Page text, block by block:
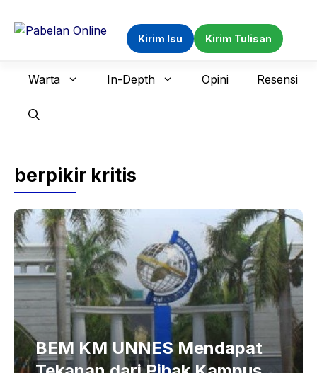
Kirim Isu Kirim Tulisan
Warta In-Depth Opini Resensi
berpikir kritis
BEM KM UNNES Mendapat